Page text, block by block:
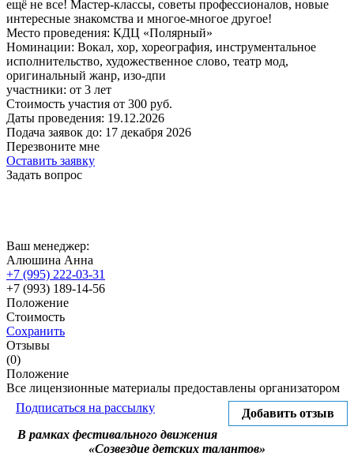
ещё не все! Мастер-классы, советы профессионалов, новые
интересные знакомства и многое-многое другое!
Место проведения: КДЦ «Полярный»
Номинации: Вокал, хор, хореография, инструментальное
исполнительство, художественное слово, театр мод,
оригинальный жанр, изо-дпи
участники: от 3 лет
Стоимость участия от 300 руб.
Даты проведения: 19.12.2026
Подача заявок до: 17 декабря 2026
Перезвоните мне
Оставить заявку
Задать вопрос
Ваш менеджер:
Алюшина Анна
+7 (995) 222-03-31
+7 (993) 189-14-56
Положение
Стоимость
Сохранить
Отзывы
(0)
Положение
Все лицензионные материалы предоставлены организатором
Добавить отзыв
Подписаться на рассылку
В рамках фестивального движения
«Созвездие детских талантов»